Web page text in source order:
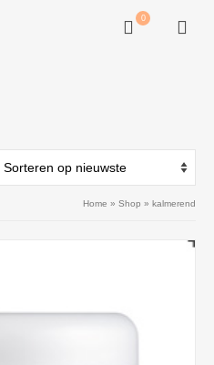
0
Home » Shop » kalmerend